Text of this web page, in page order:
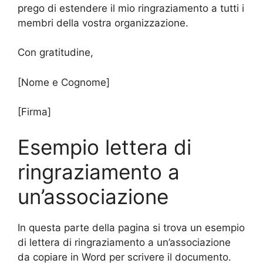
prego di estendere il mio ringraziamento a tutti i
membri della vostra organizzazione.
Con gratitudine,
[Nome e Cognome]
[Firma]
Esempio lettera di
ringraziamento a
un’associazione
In questa parte della pagina si trova un esempio
di lettera di ringraziamento a un’associazione
da copiare in Word per scrivere il documento.